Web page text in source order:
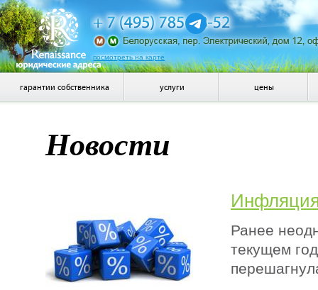
посмотреть на карте
гарантии собственника услуги цены
Новости
Ранее
текущем